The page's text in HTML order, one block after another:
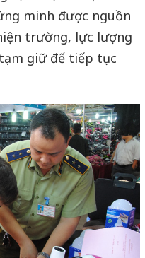
minh được nguồn
trường, lực lượng
giữ để tiếp tục